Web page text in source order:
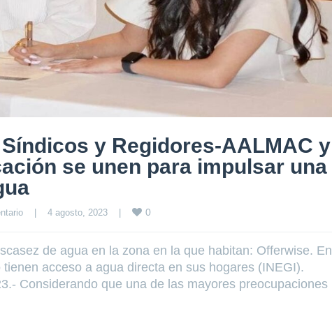
y Regidores-AALMAC y
se unen para impulsar una
4 agosto, 2023 0
de agua en la zona en la que habitan: Offerwise. En
acceso a agua directa en sus hogares (INEGI).
Considerando que una de las mayores preocupaciones